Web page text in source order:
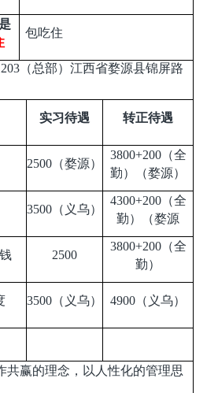
包吃住
（总部）江西省婺源县锦屏路
实习待遇 转正待遇
2500 （婺源）
3800+200（全
勤）（婺源）
3500 （义乌）
4300+200（全
勤）（婺源
2500
3800+200（全
勤）
3500 （义乌） 4900 （义乌）
共赢的理念，以人性化的管理思